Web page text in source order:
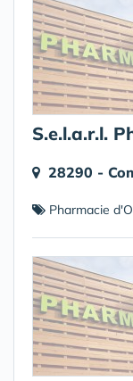
S.e.l.a.r.l.
28290 -
Pharmacie